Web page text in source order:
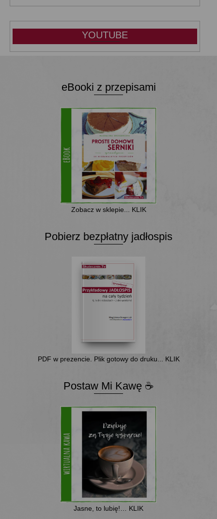
YOUTUBE
eBooki z przepisami
Zobacz w sklepie... KLIK
Pobierz bezpłatny jadłospis
PDF w prezencie. Plik gotowy do druku... KLIK
Postaw Mi Kawę ☕
Jasne, to lubię!… KLIK